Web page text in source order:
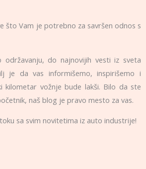
što Vam je potrebno za savršen odnos s
održavanju, do najnovijih vesti iz sveta
je da vas informišemo, inspirišemo i
kilometar vožnje bude lakši. Bilo da ste
naš blog je pravo mesto za vas.
sa svim novitetima iz auto industrije!